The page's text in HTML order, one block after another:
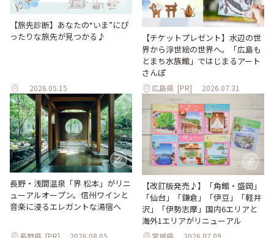
【旅先診断】あなたの“いま”にぴ
ったりな旅先が見つかる♪
2026.05.15
【チケットプレゼント】水辺の世
界から浮世絵の世界へ。「広島も
とまち水族館」ではじまるアート
さんぽ
広島県 [PR] 2026.07.31
長野・浅間温泉「界 松本」がリニ
ューアルオープン。信州ワインと
音楽に浸るエレガントな湯宿へ
【改訂版発売♪】「角館・盛岡」
「仙台」「鎌倉」「伊豆」「軽井
沢」「伊勢志摩」国内6エリアと
海外1エリアがリニューアル